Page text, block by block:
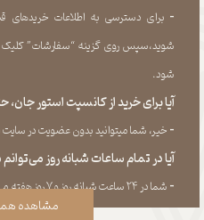
​​​​​​​- برای دسترسی به اطلاعات خریدهای
شوید،سپس روی گزینه “سفارشات” کلیک
‏شود.​​​​​​​
آیا برای خرید از کانسپت استور
​​​​​​​- خیر، شما میتوانید بدون عضویت در
آیا در تمام ساعات شبانه روز
​​​​​​​​​​​​​​- شما در ۲۴ ساعت شبانه روز و ۷ روز هفته می‌‏توانید سفارش خود را ثبت کنید.
مشاهده